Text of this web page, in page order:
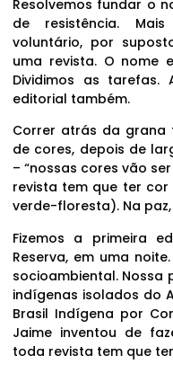
Resolvemos fundar o
de resistência.
voluntário, por
uma revista. O nome
Dividimos as
editorial também.
Correr atrás da grana
de cores, depois de
– “nossas cores vão
revista tem que ter
verde-floresta). Na
Fizemos a primeira
Reserva, em uma
socioambiental. Nossa
indígenas isolados do
Brasil Indígena por
Jaime inventou de
toda revista tem que